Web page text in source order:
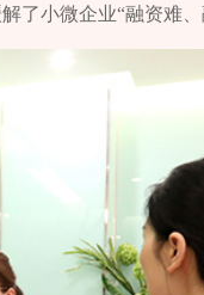
了小微企业“融资难、